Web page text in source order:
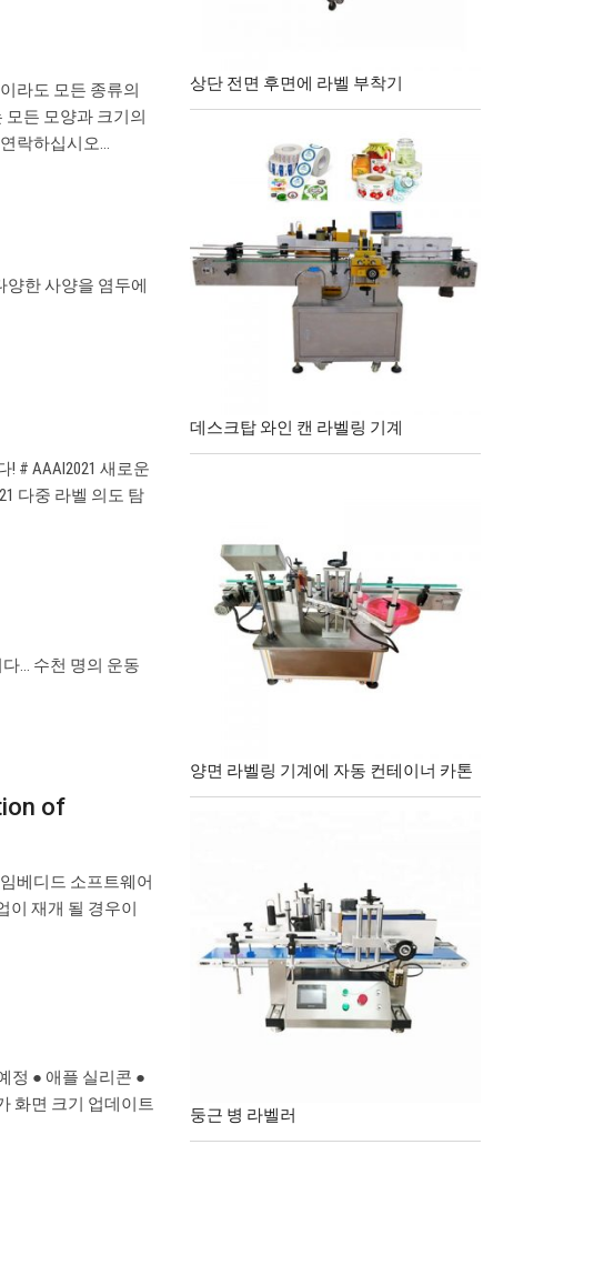
라도 모든 종류의
모든 모양과 크기의
락하십시오…
양한 사양을 염두에
# AAAI2021 새로운
다중 라벨 의도 탐
… 수천 명의 운동
of
베디드 소프트웨어
이 재개 될 경우이
정 ● 애플 실리콘 ●
화면 크기 업데이트
상단 전면 후면에 라벨 부착기
데스크탑 와인 캔 라벨링 기계
양면 라벨링 기계에 자동 컨테이너 카톤
둥근 병 라벨러